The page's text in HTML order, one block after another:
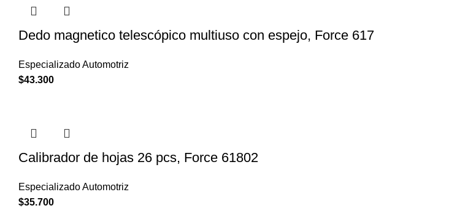
Dedo magnetico telescópico multiuso con espejo, Force 617
Especializado Automotriz
$43.300
Calibrador de hojas 26 pcs, Force 61802
Especializado Automotriz
$35.700